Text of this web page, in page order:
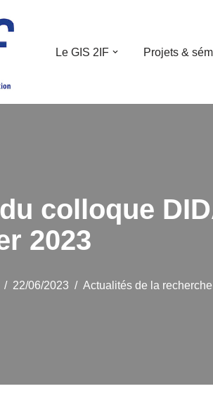
Le GIS 2IF Projets &
colloque
2023
22/06/2023 Actualités de la recherche